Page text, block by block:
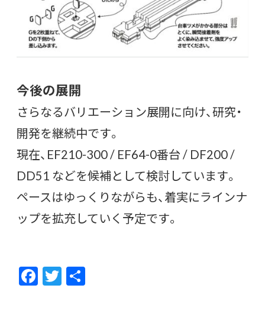
今後の展開
さらなるバリエーション展開に向け、研究・
開発を継続中です。
現在、EF210-300 / EF64-0番台 / DF200 /
DD51 などを候補として検討しています。
ペースはゆっくりながらも、着実にラインナ
ップを拡充していく予定です。
F
ac
T
w